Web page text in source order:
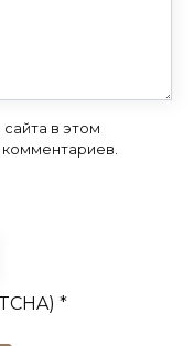
в этом
*